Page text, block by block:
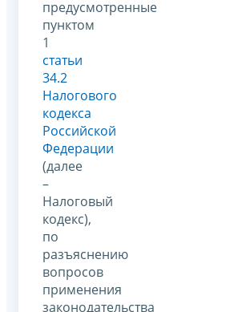
предусмотренные
пунктом
1
статьи
34.2
Налогового
кодекса
Российской
Федерации
(далее
–
Налоговый
кодекс),
по
разъяснению
вопросов
применения
законодательства